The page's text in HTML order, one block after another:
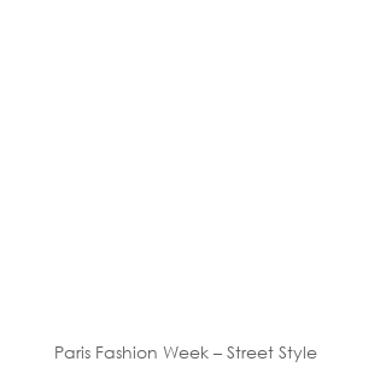
Paris Fashion Week – Street Style